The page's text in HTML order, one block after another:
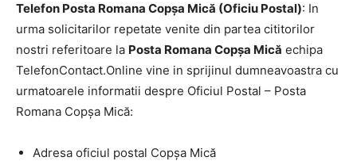
Telefon Posta Romana Copşa Mică (Oficiu Postal): In
urma solicitarilor repetate venite din partea cititorilor
nostri referitoare la Posta Romana Copşa Mică echipa
TelefonContact.Online vine in sprijinul dumneavoastra cu
urmatoarele informatii despre Oficiul Postal – Posta
Romana Copşa Mică:
Adresa oficiul postal Copşa Mică